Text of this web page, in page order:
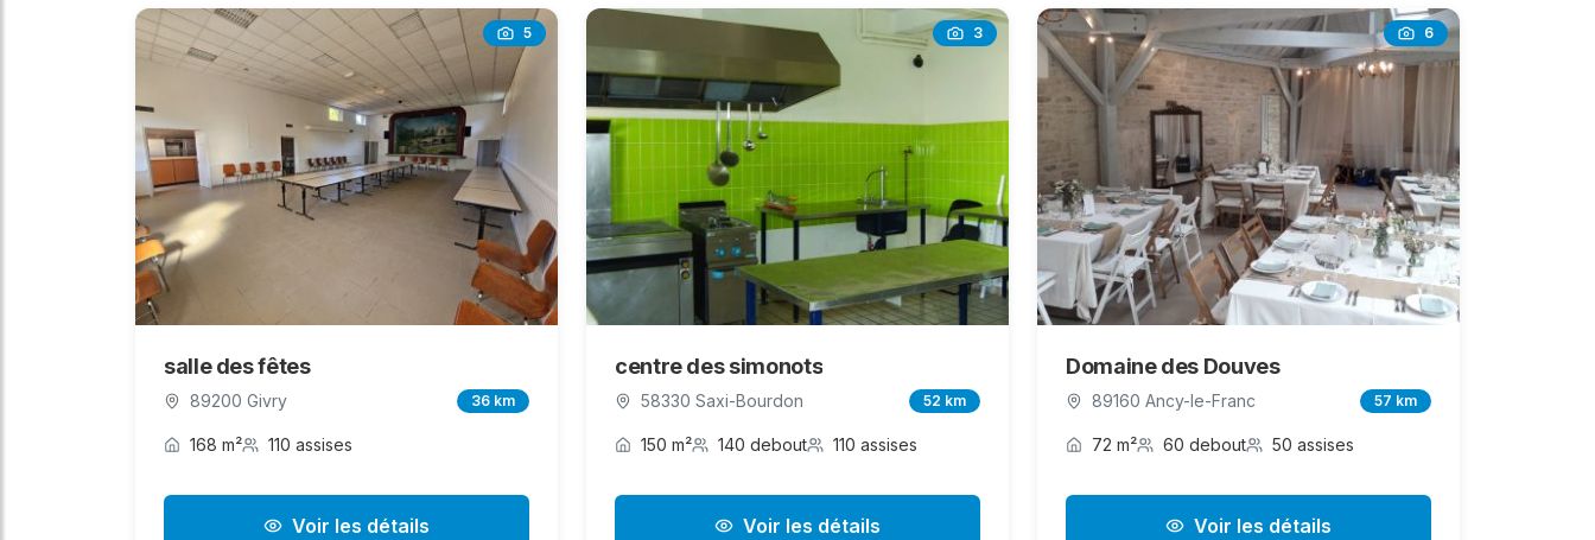
5
salle des fêtes
89200 Givry 36 km
168 m² 110 assises
Voir les détails
3
centre des simonots
58330 Saxi-Bourdon 52 km
150 m² 140 debout 110 assises
Voir les détails
6
Domaine des Douves
89160 Ancy-le-Franc 57 km
72 m² 60 debout 50 assises
Voir les détails